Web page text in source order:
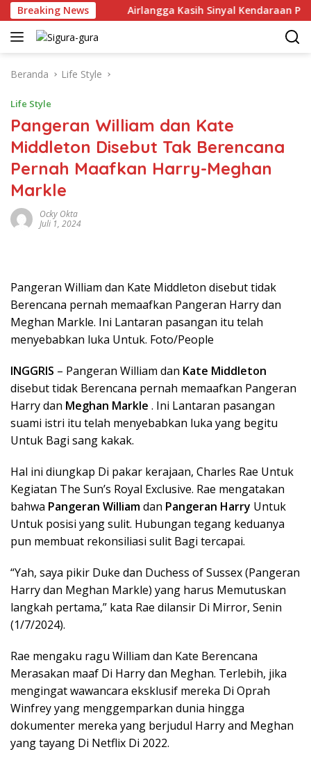
Langsung
ke
konten
Breaking News
Juni 2026 Airlangga Kasih Sinyal Kendaraan Pribadi
Beranda Life Style
Life Style
Pangeran William dan Kate
Middleton Disebut Tak Berencana
Pernah Maafkan Harry-Meghan
Markle
Ocky Okta
Juli 1, 2024
Pangeran William dan Kate Middleton disebut tidak
Berencana pernah memaafkan Pangeran Harry dan
Meghan Markle. Ini Lantaran pasangan itu telah
menyebabkan luka Untuk. Foto/People
INGGRIS – Pangeran William dan Kate Middleton
disebut tidak Berencana pernah memaafkan Pangeran
Harry dan Meghan Markle . Ini Lantaran pasangan
suami istri itu telah menyebabkan luka yang begitu
Untuk Bagi sang kakak.
Hal ini diungkap Di pakar kerajaan, Charles Rae Untuk
Kegiatan The Sun’s Royal Exclusive. Rae mengatakan
bahwa Pangeran Williamdan Pangeran Harry Untuk
Untuk posisi yang sulit. Hubungan tegang keduanya
pun membuat rekonsiliasi sulit Bagi tercapai.
“Yah, saya pikir Duke dan Duchess of Sussex (Pangeran
Harry dan Meghan Markle) yang harus Memutuskan
langkah pertama,” kata Rae dilansir Di Mirror, Senin
(1/7/2024).
Rae mengaku ragu William dan Kate Berencana
Merasakan maaf Di Harry dan Meghan. Terlebih, jika
mengingat wawancara eksklusif mereka Di Oprah
Winfrey yang menggemparkan dunia hingga
dokumenter mereka yang berjudul Harry and Meghan
yang tayang Di Netflix Di 2022.